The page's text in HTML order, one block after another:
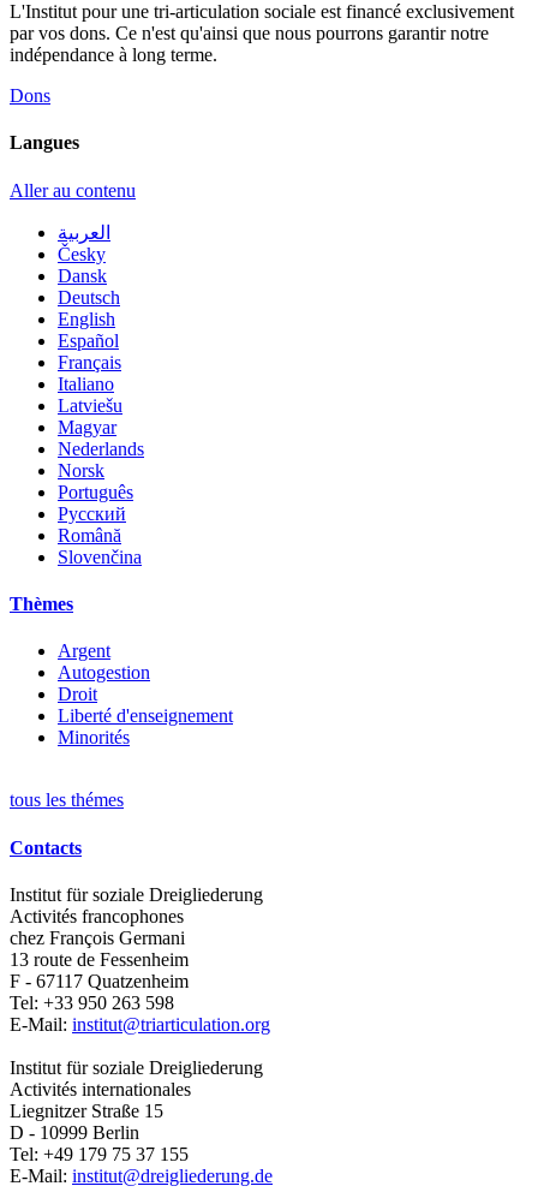
L'Institut pour une tri-articulation sociale est financé exclusivement
par vos dons. Ce n'est qu'ainsi que nous pourrons garantir notre
indépendance à long terme.
Dons
Langues
Aller au contenu
العربية
Česky
Dansk
Deutsch
English
Español
Français
Italiano
Latviešu
Magyar
Nederlands
Norsk
Português
Русский
Română
Slovenčina
Thèmes
Argent
Autogestion
Droit
Liberté d'enseignement
Minorités
tous les thémes
Contacts
Institut für soziale Dreigliederung
Activités francophones
chez François Germani
13 route de Fessenheim
F - 67117 Quatzenheim
Tel: +33 950 263 598
E-Mail: institut@triarticulation.org
Institut für soziale Dreigliederung
Activités internationales
Liegnitzer Straße 15
D - 10999 Berlin
Tel: +49 179 75 37 155
E-Mail: institut@dreigliederung.de